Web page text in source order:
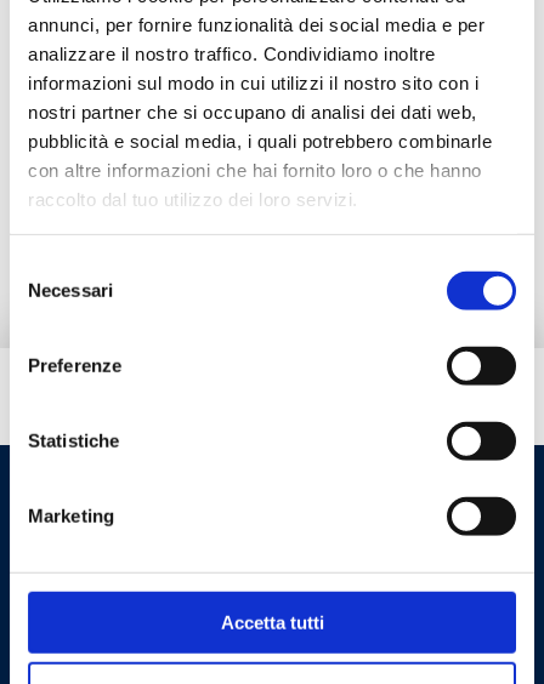
annunci, per fornire funzionalità dei social media e per
analizzare il nostro traffico. Condividiamo inoltre
informazioni sul modo in cui utilizzi il nostro sito con i
nostri partner che si occupano di analisi dei dati web,
pubblicità e social media, i quali potrebbero combinarle
con altre informazioni che hai fornito loro o che hanno
raccolto dal tuo utilizzo dei loro servizi.
delNecessari
Preferenze
Statistiche
Marketing
Accetta tutti
Documentazione
Accessori
Ricambi